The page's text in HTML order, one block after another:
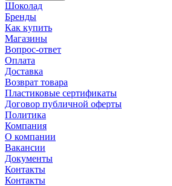
Шоколад
Бренды
Как купить
Магазины
Вопрос-ответ
Оплата
Доставка
Возврат товара
Пластиковые сертификаты
Договор публичной оферты
Политика
Компания
О компании
Вакансии
Документы
Контакты
Контакты